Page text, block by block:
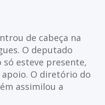
de cabeça na
O deputado
esteve presente,
O diretório do
assimilou a